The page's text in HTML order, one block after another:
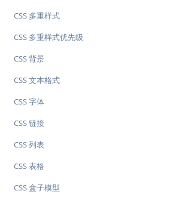
CSS 多重样式
CSS 多重样式优先级
CSS 背景
CSS 文本格式
CSS 字体
CSS 链接
CSS 列表
CSS 表格
CSS 盒子模型